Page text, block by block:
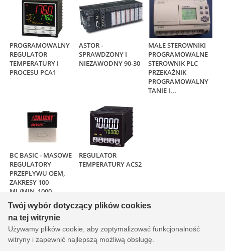
Twój wybór dotyczący plików cookies
na tej witrynie
Używamy plików cookie, aby zoptymalizować funkcjonalność
witryny i zapewnić najlepszą możliwą obsługę.
PROGRAMOWALNY
REGULATOR
TEMPERATURY I
PROCESU PCA1
ASTOR -
SPRAWDZONY I
NIEZAWODNY 90-30
MAŁE STEROWNIKI
PROGRAMOWALNE
STEROWNIK PLC
PRZEKAŹNIK
PROGRAMOWALNY
TANIE I...
BC BASIC - MASOWE
REGULATORY
PRZEPŁYWU OEM,
ZAKRESY 100
ML/MIN, 1000
ML/MIN,...
REGULATOR
TEMPERATURY ACS2